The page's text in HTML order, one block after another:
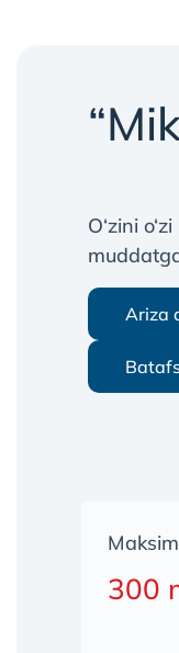
O‘zini
Ariza
300